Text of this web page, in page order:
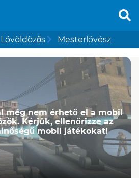
Lövöldözős Mesterlövész
még nem érhető el a mobil
Kérjük, ellenőrizze az
mobil játékokat!